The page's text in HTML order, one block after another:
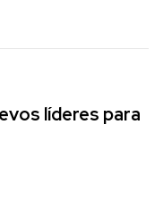
líderes para